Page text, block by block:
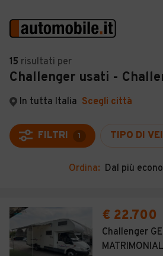
Auto
Auto usate
Auto Km 0
Auto Nuove
Noleggio a lungo termine
Moto
Camper
VENDI
MAGAZINE
ACCEDI
15 risultati per
Challenger usati -
In tutta Italia Scegli città
FILTRI 1 TIPO DI
Ordina: Dal più
€ 22.700
Challenger